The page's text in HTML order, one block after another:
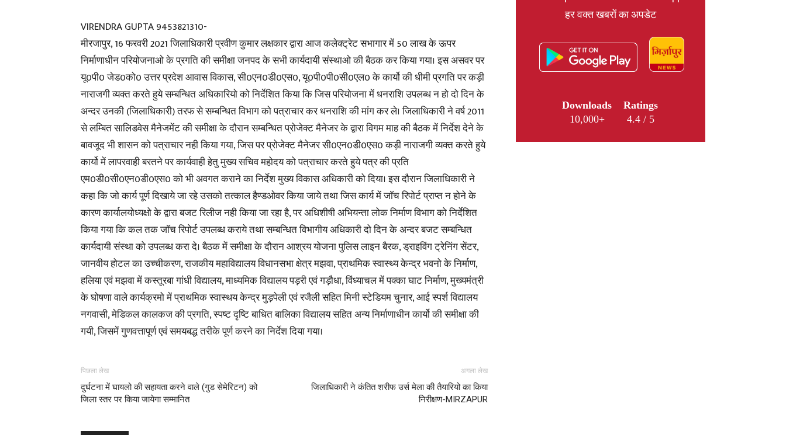
News,
Latest
News
in
VIRENDRA GUPTA 9453821310-
मीरजापुर, 16 फरवरी 2021 जिलाधिकारी प्रवीण कुमार लक्षकार द्वारा आज कलेक्ट्रेट सभागार में 50 लाख के ऊपर
निर्माणाधीन परियोजनाओ के प्रगति की समीक्षा जनपद के सभी कार्यदायी संस्थाओ की बैठक कर किया गया। इस असवर पर
यू0पी0 जेड0को0 उत्तर प्रदेश आवास विकास, सी0एन0डी0एस0, यू0पी0पी0सी0एल0 के कार्यो की धीमी प्रगति पर कड़ी
नाराजगी व्यक्त करते हुये सम्बन्धित अधिकारियो को निर्देशित किया कि जिस परियोजना में धनराशि उपलब्ध न हो दो दिन के
अन्दर उनकी (जिलाधिकारी) तरफ से सम्बन्धित विभाग को पत्राचार कर धनराशि की मांग कर ले। जिलाधिकारी ने वर्ष 2011
से लम्बित सालिडवेस मैनेजमेंट की समीक्षा के दौरान सम्बन्धित प्रोजेक्ट मैनेजर के द्वारा विगम माह की बैठक में निर्देश देने के
बावजूद भी शासन को पत्राचार नही किया गया, जिस पर प्रोजेक्ट मैनेजर सी0एन0डी0एस0 कड़ी नाराजगी व्यक्त करते हुये
कार्यो में लापरवाही बरतने पर कार्यवाही हेतु मुख्य सचिव महोदय को पत्राचार करते हुये पत्र की प्रति
एम0डी0सी0एन0डी0एस0 को भी अवगत कराने का निर्देश मुख्य विकास अधिकारी को दिया। इस दौरान जिलाधिकारी ने
कहा कि जो कार्य पूर्ण दिखाये जा रहे उसको तत्काल हैण्डओवर किया जाये तथा जिस कार्य में जाॅच रिपोर्ट प्राप्त न होने के
कारण कार्यालयोध्यक्षो के द्वारा बजट रिलीज नही किया जा रहा है, पर अधिशीषी अभियन्ता लोक निर्माण विभाग को निर्देशित
किया गया कि कल तक जाॅच रिपोर्ट उपलब्ध कराये तथा सम्बन्धित विभागीय अधिकारी दो दिन के अन्दर बजट सम्बन्धित
कार्यदायी संस्था को उपलब्ध करा दे। बैठक में समीक्षा के दौरान आश्रय योजना पुलिस लाइन बैरक, ड्राइविंग ट्रेनिंग सेंटर,
जानवीय होटल का उच्चीकरण, राजकीय महाविद्यालय विधानसभा क्षेत्र मझवा, प्राथमिक स्वास्थ्य केन्द्र भवनो के निर्माण,
हलिया एवं मझवा में कस्तूरबा गांधी विद्यालय, माध्यमिक विद्यालय पड़री एवं गड़ौधा, विंध्याचल में पक्का घाट निर्माण, मुख्यमंत्री
के घोषणा वाले कार्यक्रमो में प्राथमिक स्वास्थय केन्द्र मुड़पेली एवं रजैली सहित मिनी स्टेडियम चुनार, आई स्पर्श विद्यालय
नगवासी, मेडिकल कालकज की प्रगति, स्पष्ट दृष्टि बाधित बालिका विद्यालय सहित अन्य निर्माणाधीन कार्यो की समीक्षा की
गयी, जिसमें गुणवत्तापूर्ण एवं समयबद्ध तरीके पूर्ण करने का निर्देश दिया गया।
पिछला लेख
दुर्घटना में घायलो की सहायता करने वाले (गुड सेमेरिटन) को
जिला स्तर पर किया जायेगा सम्मानित
अगला लेख
जिलाधिकारी ने कंतित शरीफ उर्स मेला की तैयारियो का किया
निरीक्षण-MIRZAPUR
हर वक्त खबरों का अपडेट
Downloads
10,000+
Ratings
4.4 / 5